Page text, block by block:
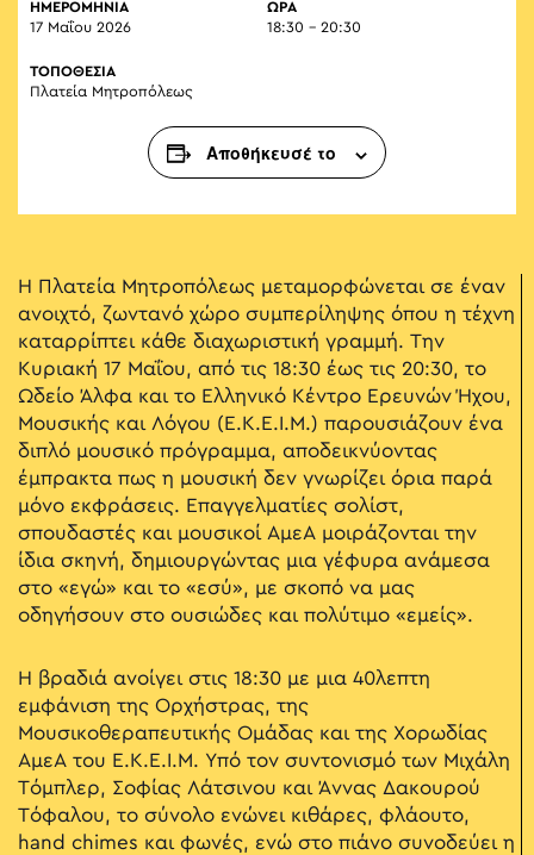
ΗΜΕΡΟΜΗΝΙΑ
17 Μαΐου 2026
ΏΡΑ
18:30 - 20:30
ΤΟΠΟΘΕΣΙΑ
Πλατεία Μητροπόλεως
Αποθήκευσέ το
Η Πλατεία Μητροπόλεως μεταμορφώνεται σε έναν
ανοιχτό, ζωντανό χώρο συμπερίληψης όπου η τέχνη
καταρρίπτει κάθε διαχωριστική γραμμή. Την
Κυριακή 17 Μαΐου, από τις 18:30 έως τις 20:30, το
Ωδείο Άλφα και το Ελληνικό Κέντρο Ερευνών Ήχου,
Μουσικής και Λόγου (Ε.Κ.Ε.Ι.Μ.) παρουσιάζουν ένα
διπλό μουσικό πρόγραμμα, αποδεικνύοντας
έμπρακτα πως η μουσική δεν γνωρίζει όρια παρά
μόνο εκφράσεις. Επαγγελματίες σολίστ,
σπουδαστές και μουσικοί ΑμεΑ μοιράζονται την
ίδια σκηνή, δημιουργώντας μια γέφυρα ανάμεσα
στο «εγώ» και το «εσύ», με σκοπό να μας
οδηγήσουν στο ουσιώδες και πολύτιμο «εμείς».
Η βραδιά ανοίγει στις 18:30 με μια 40λεπτη
εμφάνιση της Ορχήστρας, της
Μουσικοθεραπευτικής Ομάδας και της Χορωδίας
ΑμεΑ του Ε.Κ.Ε.Ι.Μ. Υπό τον συντονισμό των Μιχάλη
Τόμπλερ, Σοφίας Λάτσινου και Άννας Δακουρού
Τόφαλου, το σύνολο ενώνει κιθάρες, φλάουτο,
hand chimes και φωνές, ενώ στο πιάνο συνοδεύει η